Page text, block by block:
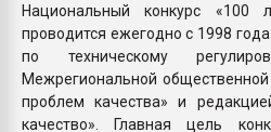
Национальный конкурс «100
проводится ежегодно с 1998
по техническому
Межрегиональной
проблем качества» и
качество». Главная цель